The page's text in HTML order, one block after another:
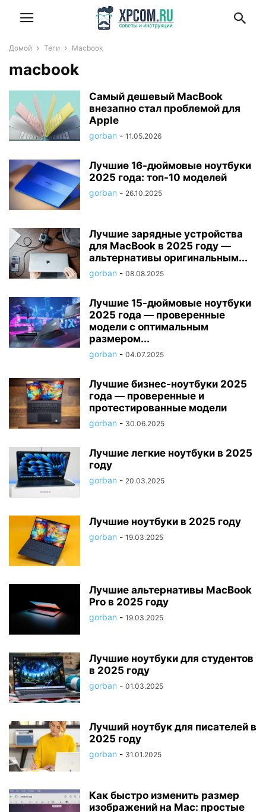
Домой Теги Macbook
macbook
Самый дешевый MacBook
внезапно стал проблемой для
Apple
gorban - 11.05.2026
Лучшие 16-дюймовые ноутбуки
2025 года: топ-10 моделей
gorban - 26.10.2025
Лучшие зарядные устройства
для MacBook в 2025 году —
альтернативы оригинальным...
gorban - 08.08.2025
Лучшие 15-дюймовые ноутбуки
2025 года — проверенные
модели с оптимальным
размером...
gorban - 04.07.2025
Лучшие бизнес-ноутбуки 2025
года — проверенные и
протестированные модели
gorban - 30.06.2025
Лучшие легкие ноутбуки в 2025
году
gorban - 20.03.2025
Лучшие ноутбуки в 2025 году
gorban - 19.03.2025
Лучшие альтернативы MacBook
Pro в 2025 году
gorban - 19.03.2025
Лучшие ноутбуки для студентов
в 2025 году
gorban - 01.03.2025
Лучший ноутбук для писателей в
2025 году
gorban - 31.01.2025
Как быстро изменить размер
изображений на Mac: простые